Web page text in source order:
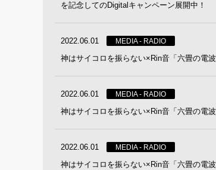
を記念してのDigitalキャンペーン展開中！
2022.06.01 MEDIA - RADIO
神はサイコロを振らない×Rin音「六畳の電
2022.06.01 MEDIA - RADIO
神はサイコロを振らない×Rin音「六畳の電
2022.06.01 MEDIA - RADIO
神はサイコロを振らない×Rin音「六畳の電